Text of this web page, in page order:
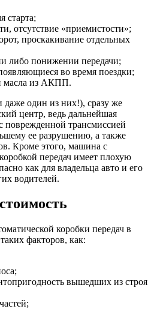
старта;
отсутствие «приемистости»;
проскакивание отдельных
либо понижении передачи;
во время поездки;
масла из АКПП.
даже один из них!), сразу же
центр, ведь дальнейшая
поврежденной трансмиссией
ее разрушению, а также
Кроме этого, машина с
передач имеет плохую
как для владельца авто и его
водителей.
коробки передач в
факторов, как:
вышедших из строя